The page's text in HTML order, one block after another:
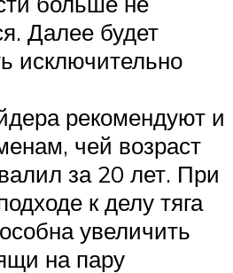
Далее будет
исключительно
рекомендуют и
чей возраст
за 20 лет. При
к делу тяга
увеличить
на пару